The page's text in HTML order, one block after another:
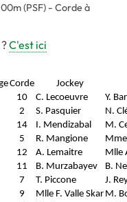
(PSF) - Corde à
C'est ici
Corde
Jockey
10 C. Lecoeuvre
Y.
2 S. Pasquier
N.
14 I. Mendizabal
M.
5 R. Mangione
12 A. Lemaitre
Mlle
11 B. Murzabayev
B.
7 T. Piccone
J.
9 Mlle F. Valle Skar M.